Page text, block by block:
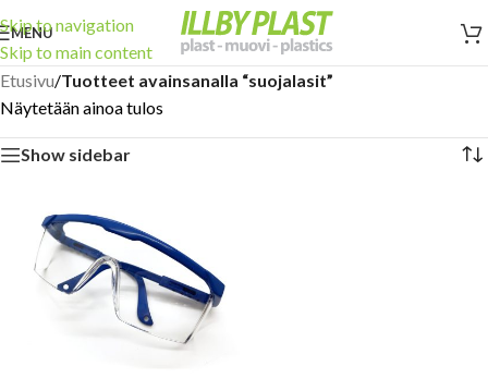
Skip to navigation
Skip to main content
MENU
Etusivu/Tuotteet avainsanalla “suojalasit”
Näytetään ainoa tulos
Show sidebar